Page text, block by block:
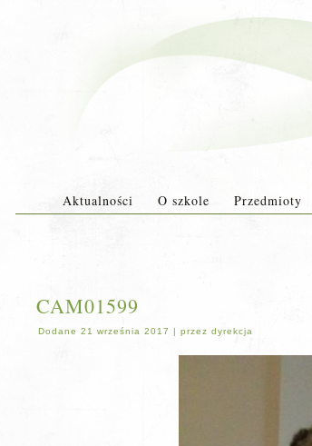
Aktualności O szkole Przedmioty
CAM01599
Dodane 21 września 2017 | przez dyrekcja